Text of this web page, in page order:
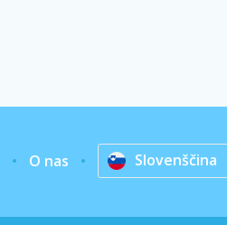
O nas Slovenščina